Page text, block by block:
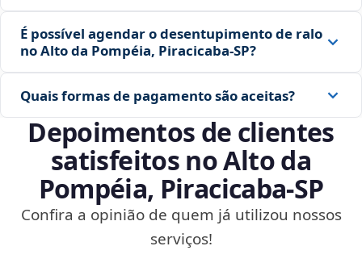
É possível agendar o desentupimento de ralo
no Alto da Pompéia, Piracicaba‑SP?
Quais formas de pagamento são aceitas?
Depoimentos de clientes
satisfeitos no Alto da
Pompéia, Piracicaba‑SP
Confira a opinião de quem já utilizou nossos
serviços!